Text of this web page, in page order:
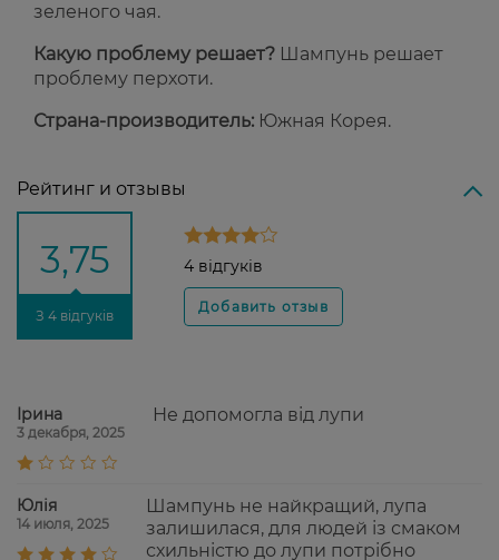
зеленого чая.
Какую проблему решает? Шампунь решает
проблему перхоти.
Страна-производитель: Южная Корея.
Рейтинг и отзывы
3,75
З 4 відгуків
4 відгуків
Ірина
3 декабря, 2025
Не допомогла від лупи
Юлія
14 июля, 2025
Шампунь не найкращий, лупа
залишилася, для людей із смаком
схильністю до лупи потрібно